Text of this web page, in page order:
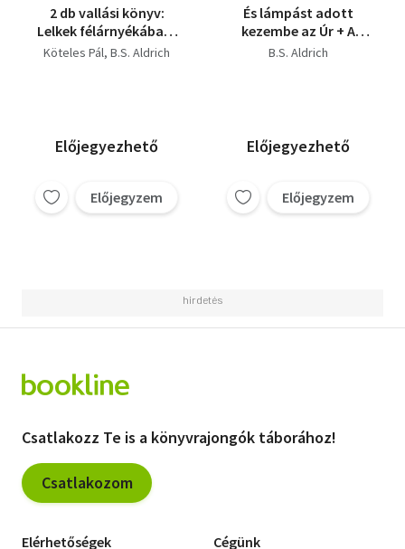
2 db vallási könyv:
Lelkek félárnyékában,
És lámpást adott
Köteles Pál B.S. Aldrich
Előjegyezhető
Előjegyzem
És lámpást adott
kezembe az Úr + A
múlt dala ( 2 kötet )
B.S. Aldrich
Előjegyezhető
Előjegyzem
Csatlakozz Te is a könyvrajongók táborához!
Csatlakozom
Elérhetőségek Cégünk